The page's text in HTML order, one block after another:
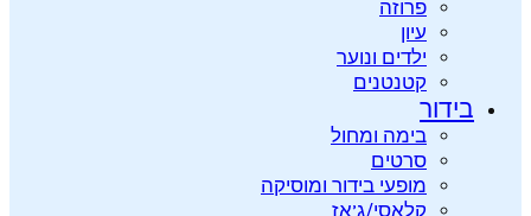
פרוזה
עיון
ילדים ונוער
קטנטנים
בידור
בימה ומחול
סרטים
מופעי בידור ומוסיקה
קלאסי/ג’אז